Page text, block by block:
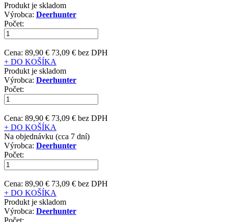
Produkt je skladom
Výrobca: Deerhunter
Počet:
Cena: 89,90 € 73,09 € bez DPH
+ DO KOŠÍKA
Produkt je skladom
Výrobca: Deerhunter
Počet:
Cena: 89,90 € 73,09 € bez DPH
+ DO KOŠÍKA
Na objednávku (cca 7 dní)
Výrobca: Deerhunter
Počet:
Cena: 89,90 € 73,09 € bez DPH
+ DO KOŠÍKA
Produkt je skladom
Výrobca: Deerhunter
Počet: